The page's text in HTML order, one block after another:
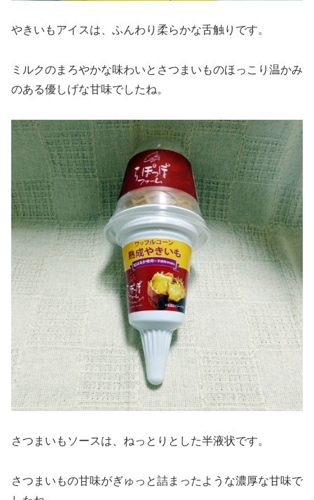
やきいもアイスは、ふんわり柔らかな舌触りです。
ミルクのまろやかな味わいとさつまいものほっこり温かみ
のある優しげな甘味でしたね。
さつまいもソースは、ねっとりとした半液状です。
さつまいもの甘味がぎゅっと詰まったような濃厚な甘味で